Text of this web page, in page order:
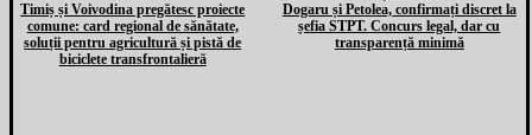
Timiș și Voivodina pregătesc proiecte
comune: card regional de sănătate,
soluții pentru agricultură și pistă de
biciclete transfrontalieră
Dogaru și Petolea, confirmați discret la
șefia STPT. Concurs legal, dar cu
transparență minimă